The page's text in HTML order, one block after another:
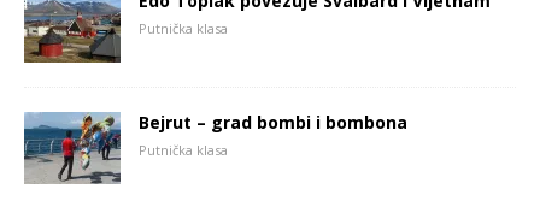
Putnička klasa
Bejrut – grad bombi i bombona
Putnička klasa